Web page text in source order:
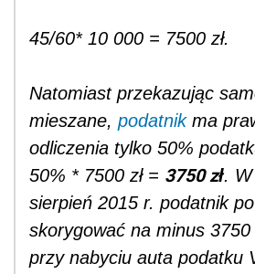
45/60* 10 000 = 7500 zł.
Natomiast przekazując
mieszane, podatnikma
odliczenia tylko 50%
50% * 7500 zł = 3750 zł.
sierpień 2015 r. podatnik
skorygować na minus 3750
przy nabyciu auta podatku